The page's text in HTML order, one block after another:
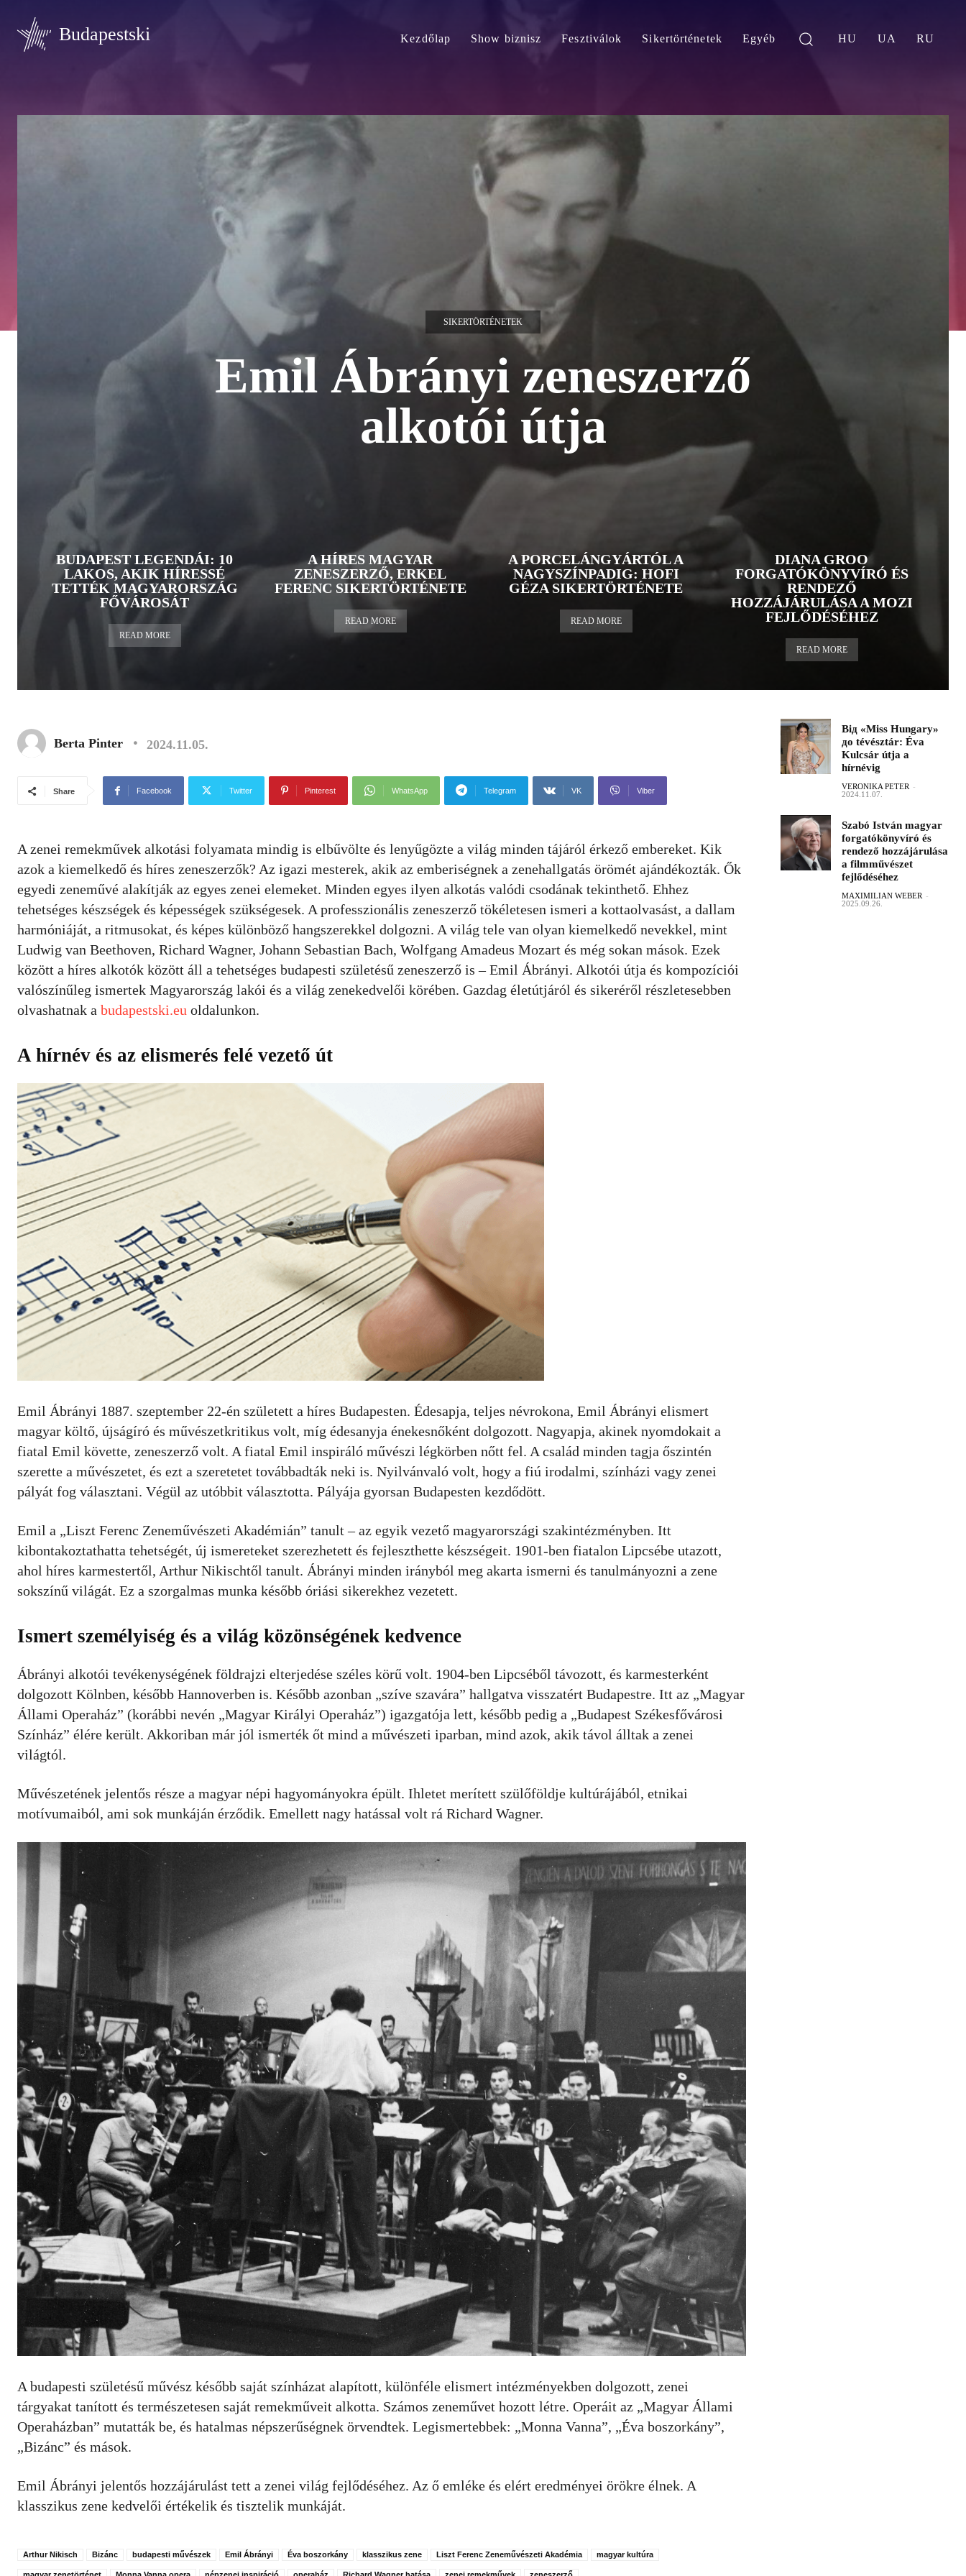
Budapestski Kezdőlap Show biznisz Fesztiválok Sikertörténetek Egyéb HU UA RU
SIKERTÖRTÉNETEK
Emil Ábrányi zeneszerző
alkotói útja
BUDAPEST LEGENDÁI: 10
LAKOS, AKIK HÍRESSÉ
TETTÉK MAGYARORSZÁG
FŐVÁROSÁT
READ MORE
A HÍRES MAGYAR
ZENESZERZŐ, ERKEL
FERENC SIKERTÖRTÉNETE
READ MORE
A PORCELÁNGYÁRTÓL A
NAGYSZÍNPADIG: HOFI
GÉZA SIKERTÖRTÉNETE
READ MORE
DIANA GROO
FORGATÓKÖNYVÍRÓ ÉS
RENDEZŐ
HOZZÁJÁRULÁSA A MOZI
FEJLŐDÉSÉHEZ
READ MORE
Berta Pinter 2024.11.05.
Share Facebook Twitter Pinterest WhatsApp Telegram VK Viber
A zenei remekművek alkotási folyamata mindig is elbűvölte és lenyűgözte a világ minden tájáról érkező embereket. Kik
azok a kiemelkedő és híres zeneszerzők? Az igazi mesterek, akik az emberiségnek a zenehallgatás örömét ajándékozták. Ők
egyedi zeneművé alakítják az egyes zenei elemeket. Minden egyes ilyen alkotás valódi csodának tekinthető. Ehhez
tehetséges készségek és képességek szükségesek. A professzionális zeneszerző tökéletesen ismeri a kottaolvasást, a dallam
harmóniáját, a ritmusokat, és képes különböző hangszerekkel dolgozni. A világ tele van olyan kiemelkedő nevekkel, mint
Ludwig van Beethoven, Richard Wagner, Johann Sebastian Bach, Wolfgang Amadeus Mozart és még sokan mások. Ezek
között a híres alkotók között áll a tehetséges budapesti születésű zeneszerző is – Emil Ábrányi. Alkotói útja és kompozíciói
valószínűleg ismertek Magyarország lakói és a világ zenekedvelői körében. Gazdag életútjáról és sikeréről részletesebben
olvashatnak a budapestski.eu oldalunkon.
A hírnév és az elismerés felé vezető út
Emil Ábrányi 1887. szeptember 22-én született a híres Budapesten. Édesapja, teljes névrokona, Emil Ábrányi elismert
magyar költő, újságíró és művészetkritikus volt, míg édesanyja énekesnőként dolgozott. Nagyapja, akinek nyomdokait a
fiatal Emil követte, zeneszerző volt. A fiatal Emil inspiráló művészi légkörben nőtt fel. A család minden tagja őszintén
szerette a művészetet, és ezt a szeretetet továbbadták neki is. Nyilvánvaló volt, hogy a fiú irodalmi, színházi vagy zenei
pályát fog választani. Végül az utóbbit választotta. Pályája gyorsan Budapesten kezdődött.
Emil a „Liszt Ferenc Zeneművészeti Akadémián” tanult – az egyik vezető magyarországi szakintézményben. Itt
kibontakoztathatta tehetségét, új ismereteket szerezhetett és fejleszthette készségeit. 1901-ben fiatalon Lipcsébe utazott,
ahol híres karmestertől, Arthur Nikischtől tanult. Ábrányi minden irányból meg akarta ismerni és tanulmányozni a zene
sokszínű világát. Ez a szorgalmas munka később óriási sikerekhez vezetett.
Ismert személyiség és a világ közönségének kedvence
Ábrányi alkotói tevékenységének földrajzi elterjedése széles körű volt. 1904-ben Lipcséből távozott, és karmesterként
dolgozott Kölnben, később Hannoverben is. Később azonban „szíve szavára” hallgatva visszatért Budapestre. Itt az „Magyar
Állami Operaház” (korábbi nevén „Magyar Királyi Operaház”) igazgatója lett, később pedig a „Budapest Székesfővárosi
Színház” élére került. Akkoriban már jól ismerték őt mind a művészeti iparban, mind azok, akik távol álltak a zenei
világtól.
Művészetének jelentős része a magyar népi hagyományokra épült. Ihletet merített szülőföldje kultúrájából, etnikai
motívumaiból, ami sok munkáján érződik. Emellett nagy hatással volt rá Richard Wagner.
A budapesti születésű művész később saját színházat alapított, különféle elismert intézményekben dolgozott, zenei
tárgyakat tanított és természetesen saját remekműveit alkotta. Számos zeneművet hozott létre. Operáit az „Magyar Állami
Operaházban” mutatták be, és hatalmas népszerűségnek örvendtek. Legismertebbek: „Monna Vanna”, „Éva boszorkány”,
„Bizánc” és mások.
Emil Ábrányi jelentős hozzájárulást tett a zenei világ fejlődéséhez. Az ő emléke és elért eredményei örökre élnek. A
klasszikus zene kedvelői értékelik és tisztelik munkáját.
Arthur Nikisch Bizánc budapesti művészek Emil Ábrányi Éva boszorkány klasszikus zene Liszt Ferenc Zeneművészeti Akadémia magyar kultúra
Від «Miss Hungary»
до tévésztár: Éva
Kulcsár útja a
hírnévig
VERONIKA PETER -
2024.11.07.
Szabó István magyar
forgatókönyvíró és
rendező hozzájárulása
a filmművészet
fejlődéséhez
MAXIMILIAN WEBER -
2025.09.26.